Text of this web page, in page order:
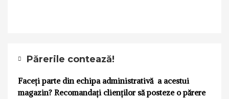
Părerile contează!
Faceți parte din echipa administrativă a acestui
magazin? Recomandați clienților să posteze o părere